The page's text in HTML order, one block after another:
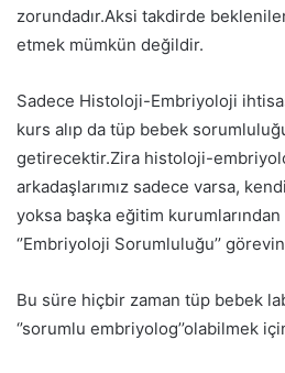
zorundadır.Aksi takdirde
etmek mümkün değildir.
Sadece Histoloji-Embriyoloji
kurs alıp da tüp bebek
getirecektir.Zira histoloji-
arkadaşlarımız sadece varsa,
yoksa başka eğitim
‘’Embriyoloji Sorumluluğu’’
Bu süre hiçbir zaman tüp bebek
‘’sorumlu embriyolog’’olabilmek